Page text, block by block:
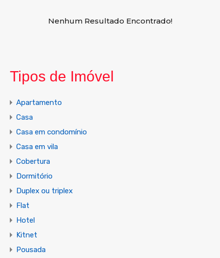
Nenhum Resultado Encontrado!
Tipos de Imóvel
Apartamento
Casa
Casa em condomínio
Casa em vila
Cobertura
Dormitório
Duplex ou triplex
Flat
Hotel
Kitnet
Pousada